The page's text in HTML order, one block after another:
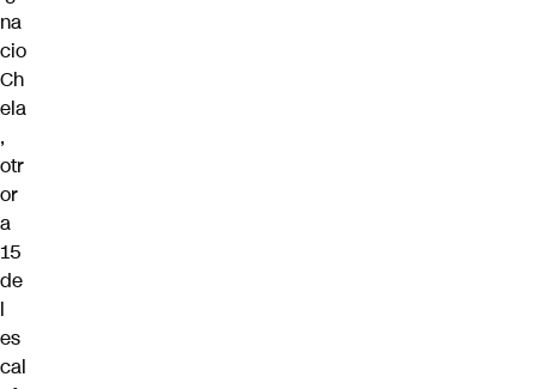
na
cio
Ch
ela
,
otr
or
a
15
de
l
es
cal